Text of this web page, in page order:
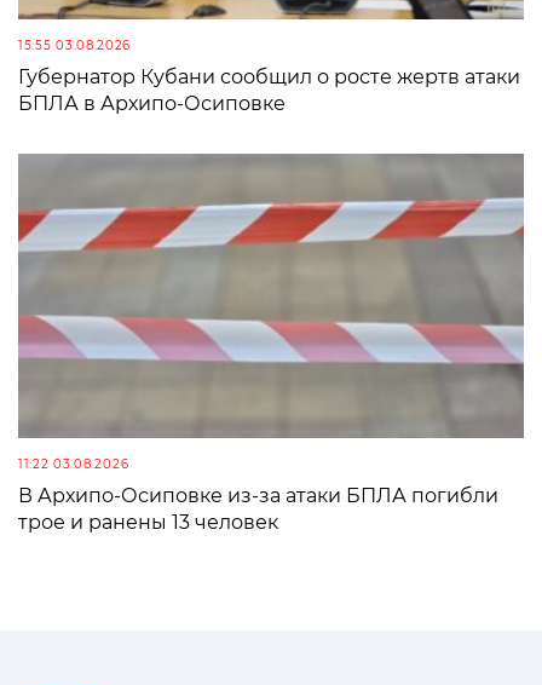
15:55 03.08.2026
Губернатор Кубани сообщил о росте жертв атаки
БПЛА в Архипо-Осиповке
11:22 03.08.2026
В Архипо-Осиповке из-за атаки БПЛА погибли
трое и ранены 13 человек